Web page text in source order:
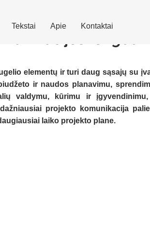
Tekstai Apie Kontaktai
elementų ir turi daug sąsajų su
ir naudos planavimu,
valdymu, kūrimu ir
projekto komunikacija
laiko projekto plane.